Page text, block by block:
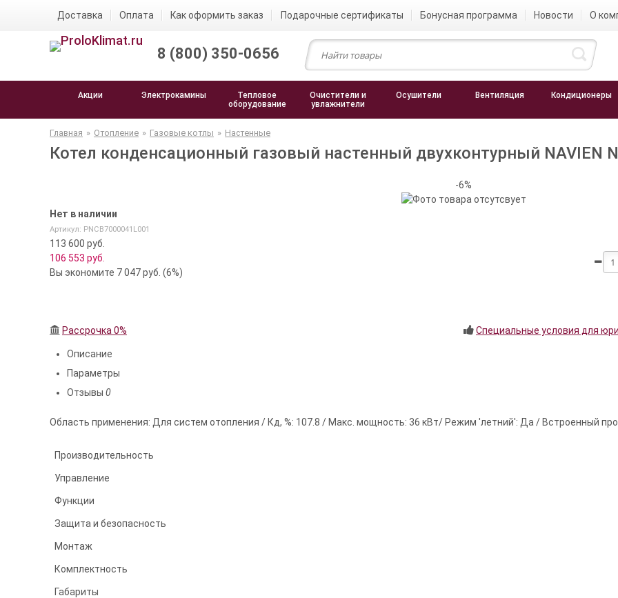
Доставка Оплата Как оформить заказ Подарочные сертификаты Бонусная программа Новости О
8 (800) 350-0656
Акции Электрокамины
Тепловое
оборудование
Очистители и
увлажнители
Осушители Вентиляция Кондиционеры
Главная » Отопление » Газовые котлы » Настенные
Котел конденсационный газовый настенный двухконтурный NAVIEN
-6%
Нет в наличии
Артикул: PNCB7000041L001
113 600 руб.
106 553 руб.
Вы экономите 7 047 руб. (6%)
Рассрочка 0%
Специальные условия для
Описание
Параметры
Отзывы 0
Область применения: Для систем отопления / Кд, %: 107.8 / Макс. мощность: 36 кВт/ Режим 'летний': Да / Встроенный
Производительность
Управление
Функции
Защита и безопасность
Монтаж
Комплектность
Габариты